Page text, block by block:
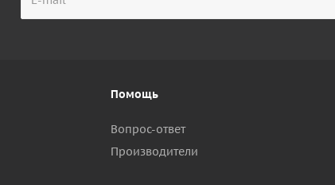
Помощь
Вопрос-ответ
Производители